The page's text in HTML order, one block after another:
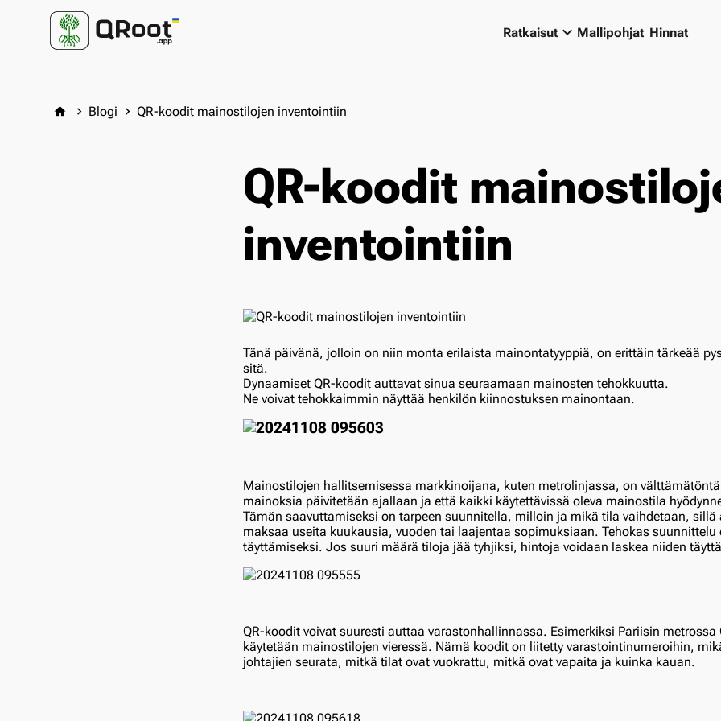
Ratkaisut keyboard_arrow_down Mallipohjat Hinnat
home keyboard_arrow_right Blogi keyboard_arrow_right QR-koodit mainostilojen inventointiin
QR-koodit
inventointiin
Tänä päivänä, jolloin on niin monta erilaista mainontatyyppiä, on erittäin tärkeää
sitä.
Dynaamiset QR-koodit auttavat sinua seuraamaan mainosten tehokkuutta.
Ne voivat tehokkaimmin näyttää henkilön kiinnostuksen mainontaan.
Mainostilojen hallitsemisessa markkinoijana, kuten metrolinjassa, on
mainoksia päivitetään ajallaan ja että kaikki käytettävissä oleva mainostila
Tämän saavuttamiseksi on tarpeen suunnitella, milloin ja mikä tila vaihdetaan, sillä
maksaa useita kuukausia, vuoden tai laajentaa sopimuksiaan. Tehokas suunnittelu
täyttämiseksi. Jos suuri määrä tiloja jää tyhjiksi, hintoja voidaan laskea niiden
QR-koodit voivat suuresti auttaa varastonhallinnassa. Esimerkiksi Pariisin metrossa
käytetään mainostilojen vieressä. Nämä koodit on liitetty varastointinumeroihin,
johtajien seurata, mitkä tilat ovat vuokrattu, mitkä ovat vapaita ja kuinka kauan.